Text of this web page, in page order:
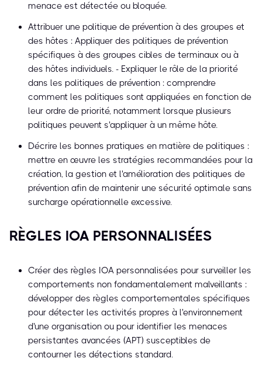
menace est détectée ou bloquée.
Attribuer une politique de prévention à des groupes et
des hôtes : Appliquer des politiques de prévention
spécifiques à des groupes cibles de terminaux ou à
des hôtes individuels. - Expliquer le rôle de la priorité
dans les politiques de prévention : comprendre
comment les politiques sont appliquées en fonction de
leur ordre de priorité, notamment lorsque plusieurs
politiques peuvent s'appliquer à un même hôte.
Décrire les bonnes pratiques en matière de politiques :
mettre en œuvre les stratégies recommandées pour la
création, la gestion et l'amélioration des politiques de
prévention afin de maintenir une sécurité optimale sans
surcharge opérationnelle excessive.
RÈGLES IOA PERSONNALISÉES
Créer des règles IOA personnalisées pour surveiller les
comportements non fondamentalement malveillants :
développer des règles comportementales spécifiques
pour détecter les activités propres à l'environnement
d'une organisation ou pour identifier les menaces
persistantes avancées (APT) susceptibles de
contourner les détections standard.